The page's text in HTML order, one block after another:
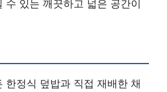
수 있는 깨끗하고 넓은 공간이
한정식 덮밥과 직접 재배한 채